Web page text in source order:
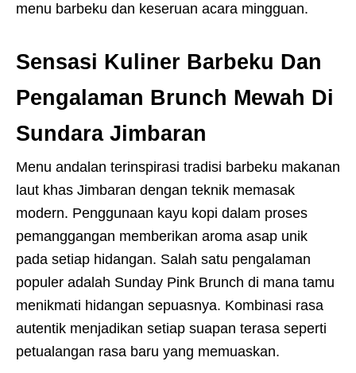
menu barbeku dan keseruan acara mingguan.
Sensasi Kuliner Barbeku Dan
Pengalaman Brunch Mewah Di
Sundara Jimbaran
Menu andalan terinspirasi tradisi barbeku makanan
laut khas Jimbaran dengan teknik memasak
modern. Penggunaan kayu kopi dalam proses
pemanggangan memberikan aroma asap unik
pada setiap hidangan. Salah satu pengalaman
populer adalah Sunday Pink Brunch di mana tamu
menikmati hidangan sepuasnya. Kombinasi rasa
autentik menjadikan setiap suapan terasa seperti
petualangan rasa baru yang memuaskan.